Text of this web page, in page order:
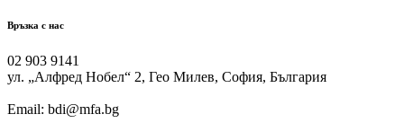
Връзка с нас
02 903 9141
ул. „Алфред Нобел“ 2, Гео Милев, София, България
Email: bdi@mfa.bg